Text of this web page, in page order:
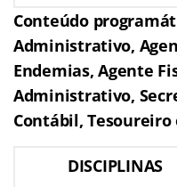
Conteúdo
Administrativo,
Endemias, Agente
Administrativo,
Contábil, Tesoureiro
DISCIPLINAS